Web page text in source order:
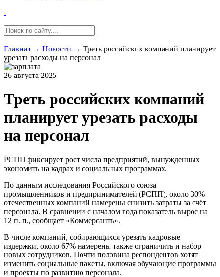
Главная → Новости → Треть российских компаний планирует
урезать расходы на персонал
26 августа 2025
Треть российских компаний
планирует урезать расходы
на персонал
РСПП фиксирует рост числа предприятий, вынужденных
экономить на кадрах и социальных программах.
По данным исследования Российского союза
промышленников и предпринимателей (РСПП), около 30%
отечественных компаний намерены снизить затраты за счёт
персонала. В сравнении с началом года показатель вырос на
12 п. п., сообщает «Коммерсантъ».
В числе компаний, собирающихся урезать кадровые
издержки, около 67% намерены также ограничить и набор
новых сотрудников. Почти половина респондентов хотят
изменить социальные пакеты, включая обучающие программы
и проекты по развитию персонала.